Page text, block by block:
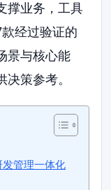
撑业务，工具
经过验证的
景与核心能
策参考。
发管理一体化